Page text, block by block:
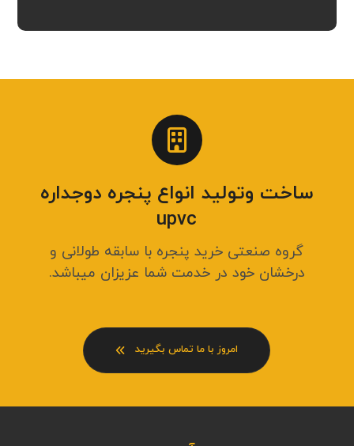
ساخت وتولید انواع پنجره دوجداره
upvc
گروه صنعتی خرید پنجره با سابقه طولانی و
درخشان خود در خدمت شما عزیزان میباشد.
امروز با ما تماس بگیرید